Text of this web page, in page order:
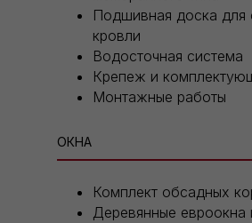
Подшивная доска для
кровли
Водосточная система
Крепеж и
Монтажные работы
ОКНА
Комплект обсадных
Деревянные евроокна